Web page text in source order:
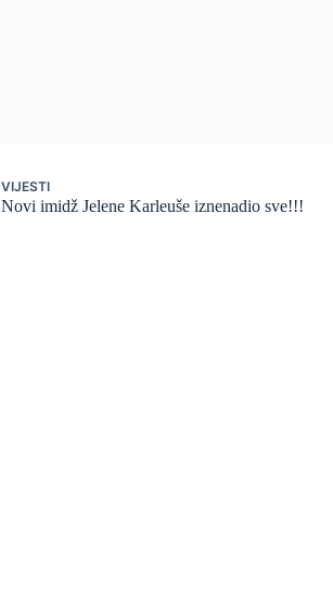
VIJESTI
Novi imidž Jelene Karleuše iznenadio sve!!!